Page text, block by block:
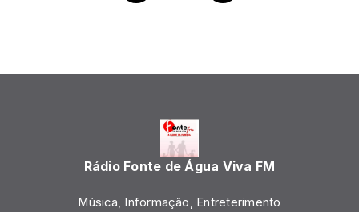
Rádio Fonte de Água Viva FM
Música, Informação, Entreterimento